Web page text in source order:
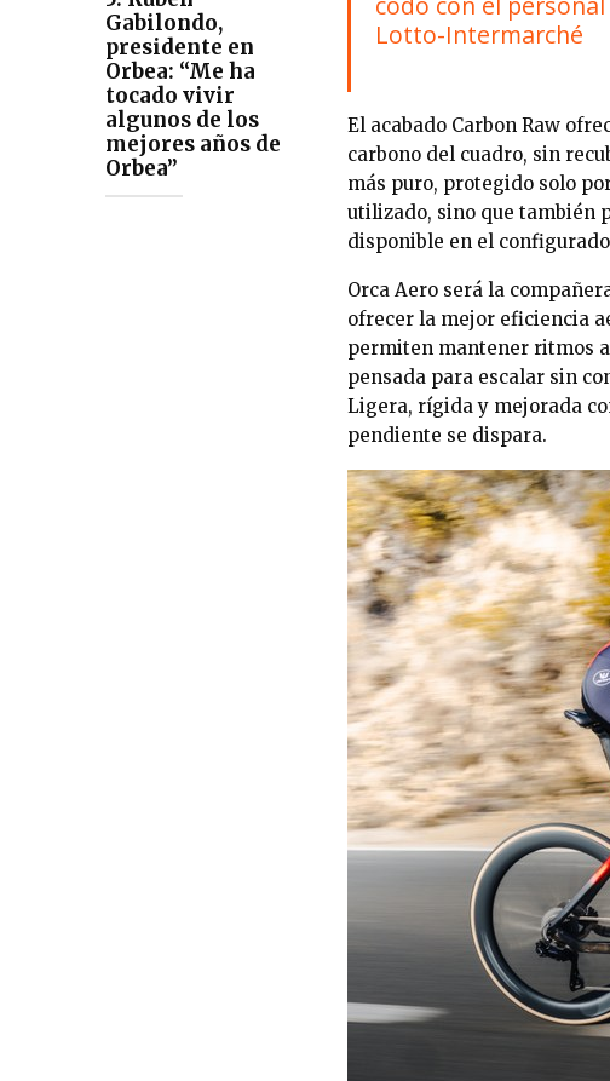
Gabilondo,
presidente en
Orbea: “Me ha
tocado vivir
algunos de los
mejores años de
Orbea”
Lotto-Intermarché
El acabado Carbon Raw
carbono del cuadro, sin
más puro, protegido solo
utilizado, sino que también
disponible en el
Orca Aero será la
ofrecer la mejor eficiencia
permiten mantener ritmos
pensada para escalar sin
Ligera, rígida y mejorada
pendiente se dispara.